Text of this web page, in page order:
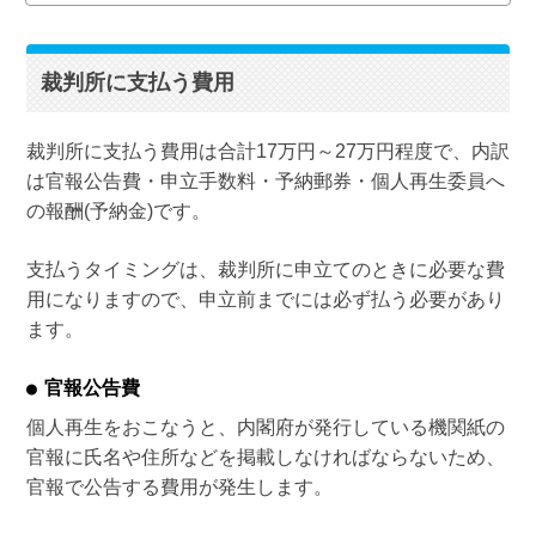
裁判所に支払う費用
裁判所に支払う費用は合計17万円～27万円程度で、内訳
は官報公告費・申立手数料・予納郵券・個人再生委員へ
の報酬(予納金)です。
支払うタイミングは、裁判所に申立てのときに必要な費
用になりますので、申立前までには必ず払う必要があり
ます。
官報公告費
個人再生をおこなうと、内閣府が発行している機関紙の
官報に氏名や住所などを掲載しなければならないため、
官報で公告する費用が発生します。